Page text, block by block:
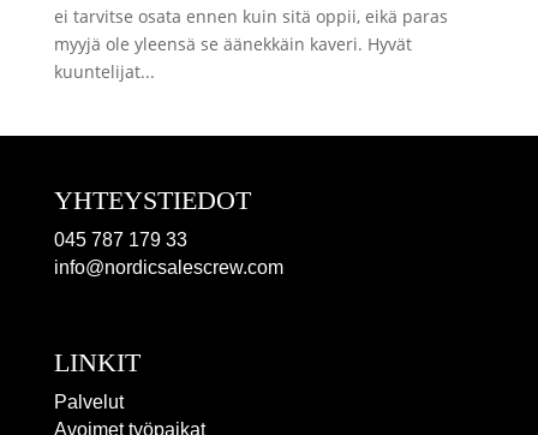
ei tarvitse osata ennen kuin sitä oppii, eikä paras
myyjä ole yleensä se äänekkäin kaveri. Hyvät
kuuntelijat...
YHTEYSTIEDOT
045 787 179 33
info@nordicsalescrew.com
LINKIT
Palvelut
Avoimet työpaikat